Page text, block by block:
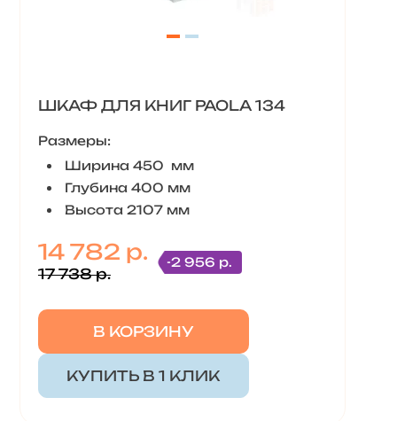
ШКАФ ДЛЯ КНИГ PAOLA 134
Размеры:
Ширина 450 мм
Глубина 400 мм
Высота 2107 мм
14 782 р.
17 738 р.
-2 956 р.
В КОРЗИНУ
КУПИТЬ В 1 КЛИК